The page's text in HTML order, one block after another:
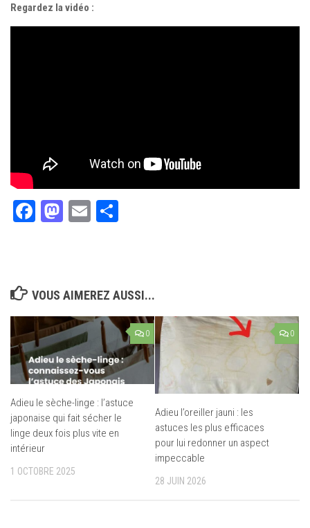
Regardez la vidéo :
Facebook
Mastodon
Email
VOUS AIMEREZ AUSSI...
0
Adieu le sèche-linge : l’astuce
japonaise qui fait sécher le
linge deux fois plus vite en
intérieur
1 OCTOBRE 2025
0
Adieu l’oreiller jauni : les
astuces les plus efficaces
pour lui redonner un aspect
impeccable
28 JUIN 2026